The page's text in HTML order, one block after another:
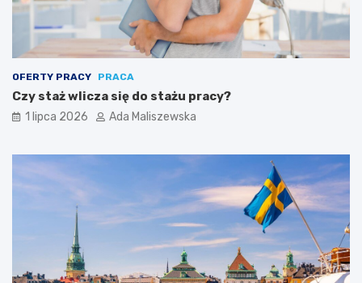
OFERTY PRACY PRACA
Czy staż wlicza się do stażu pracy?
1 lipca 2026 Ada Maliszewska